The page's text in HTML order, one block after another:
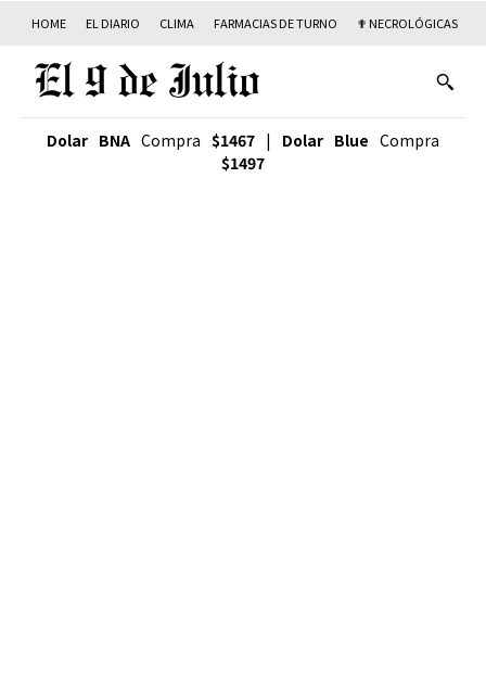
HOME EL DIARIO CLIMA FARMACIAS DE TURNO ✟ NECROLÓGICAS
Dolar BNA Compra $1467 | Dolar Blue Compra
$1497